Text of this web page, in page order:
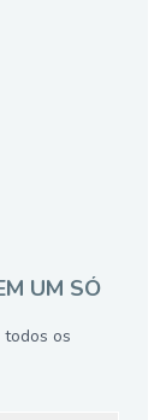
UM SÓ
todos os